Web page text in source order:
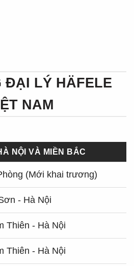
ĐẠI LÝ HÄFELE
NAM
NỘI VÀ MIỀN BẮC
(Mới khai trương)
- Hà Nội
Thiên - Hà Nội
Thiên - Hà Nội